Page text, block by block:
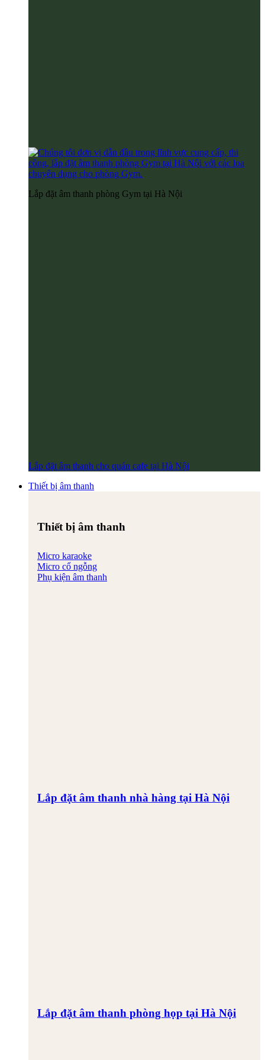
Lắp đặt âm thanh phòng Gym tại Hà Nội
Lắp đặt âm thanh cho quán cafe tại Hà Nội
Thiết bị âm thanh
Thiết bị âm thanh
Micro karaoke
Micro cổ ngỗng
Phụ kiện âm thanh
Lắp đặt âm thanh nhà hàng tại Hà Nội
Lắp đặt âm thanh phòng họp tại Hà Nội